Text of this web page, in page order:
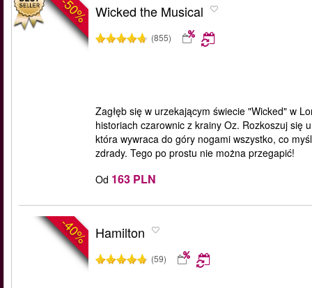
-50% Wicked the Musical
(855)
Zagłęb się w urzekającym świecie "Wicked" w
historiach czarownic z krainy Oz. Rozkoszuj się
która wywraca do góry nogami wszystko, co
zdrady. Tego po prostu nie można przegapić!
Od 163 PLN
-40% Hamilton
(59)